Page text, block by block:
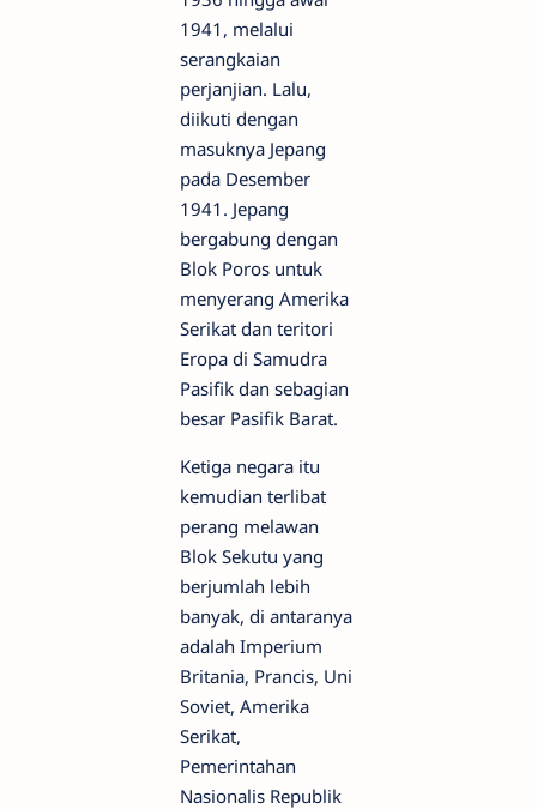
1941, melalui
serangkaian
perjanjian. Lalu,
diikuti dengan
masuknya Jepang
pada Desember
1941. Jepang
bergabung dengan
Blok Poros untuk
menyerang Amerika
Serikat dan teritori
Eropa di Samudra
Pasifik dan sebagian
besar Pasifik Barat.
Ketiga negara itu
kemudian terlibat
perang melawan
Blok Sekutu yang
berjumlah lebih
banyak, di antaranya
adalah Imperium
Britania, Prancis, Uni
Soviet, Amerika
Serikat,
Pemerintahan
Nasionalis Republik